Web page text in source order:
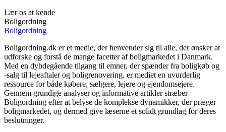
Lær os at kende
Boligordning
Boligordning
Boligordning.dk er et medie, der henvender sig til alle, der ønsker at
udforske og forstå de mange facetter af boligmarkedet i Danmark.
Med en dybdegående tilgang til emner, der spænder fra boligkøb og
-salg til lejeaftaler og boligrenovering, er mediet en uvurderlig
ressource for både købere, sælgere, lejere og ejendomsejere.
Gennem grundige analyser og informative artikler stræber
Boligordning efter at belyse de komplekse dynamikker, der præger
boligmarkedet, og dermed give læserne et solidt grundlag for deres
beslutninger.